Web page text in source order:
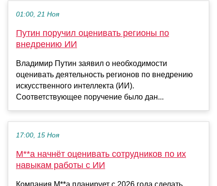
01:00, 21 Ноя
Путин поручил оценивать регионы по
внедрению ИИ
Владимир Путин заявил о необходимости
оценивать деятельность регионов по внедрению
искусственного интеллекта (ИИ).
Соответствующее поручение было дан...
17:00, 15 Ноя
M**a начнёт оценивать сотрудников по их
навыкам работы с ИИ
Компания M**a планирует с 2026 года сделать